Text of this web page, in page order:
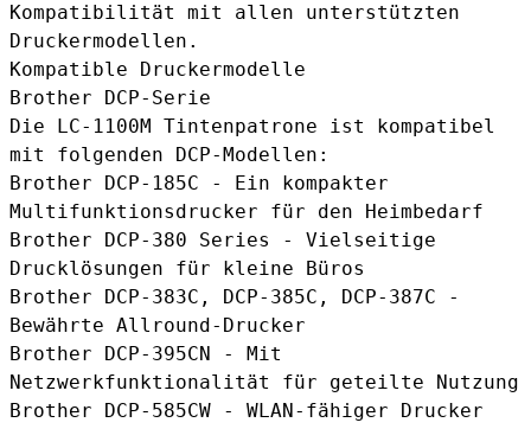
Kompatibilität mit allen unterstützten
Druckermodellen.
Kompatible Druckermodelle
Brother DCP-Serie
Die LC-1100M Tintenpatrone ist kompatibel
mit folgenden DCP-Modellen:
Brother DCP-185C - Ein kompakter
Multifunktionsdrucker für den Heimbedarf
Brother DCP-380 Series - Vielseitige
Drucklösungen für kleine Büros
Brother DCP-383C, DCP-385C, DCP-387C -
Bewährte Allround-Drucker
Brother DCP-395CN - Mit
Netzwerkfunktionalität für geteilte Nutzung
Brother DCP-585CW - WLAN-fähiger Drucker